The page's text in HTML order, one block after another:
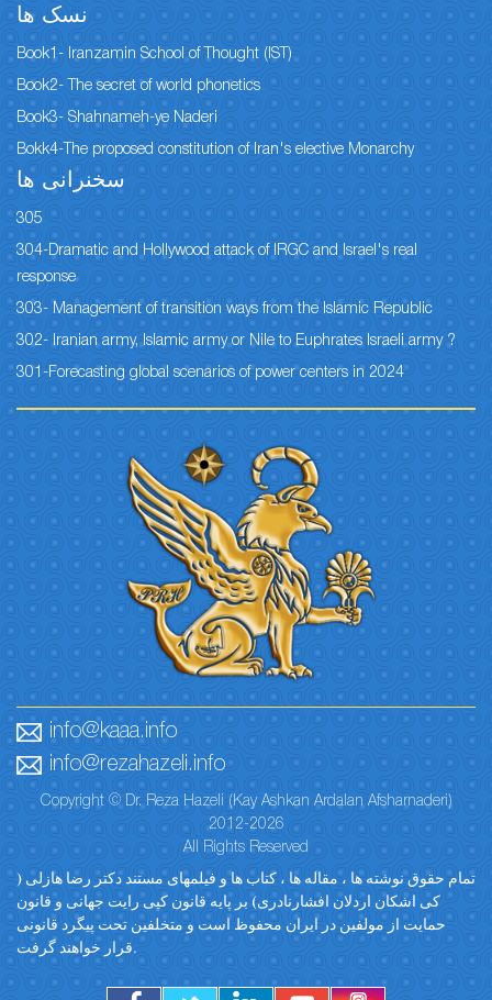
نسک ها
Book1- Iranzamin School of Thought (IST)
Book2- The secret of world phonetics
Book3- Shahnameh-ye Naderi
Bokk4-The proposed constitution of Iran's elective Monarchy
سخنرانی ها
305
304-Dramatic and Hollywood attack of IRGC and Israel's real
response
303- Management of transition ways from the Islamic Republic
302- Iranian army, Islamic army or Nile to Euphrates Israeli army ?
301-Forecasting global scenarios of power centers in 2024
info@kaaa.info
info@rezahazeli.info
Copyright © Dr. Reza Hazeli (Kay Ashkan Ardalan Afsharnaderi)
2012-2026
All Rights Reserved
تمام حقوق نوشته ها ، مقاله ها ، کتاب ها و فیلمهای مستند دکتر رضا هازلی (
کی اشکان اردلان افشارنادری) بر پایه قانون کپی رایت جهانی و قانون
حمایت از مولفین در ایران محفوظ است و متخلفین تحت پیگرد قانونی
قرار خواهند گرفت.